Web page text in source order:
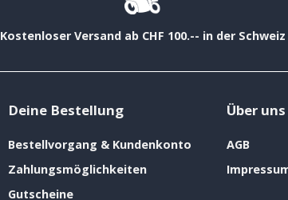
Kostenloser Versand ab CHF 100.-- in der Schweiz
Deine Bestellung
Bestellvorgang & Kundenkonto
Zahlungsmöglichkeiten
Gutscheine
Über uns
AGB